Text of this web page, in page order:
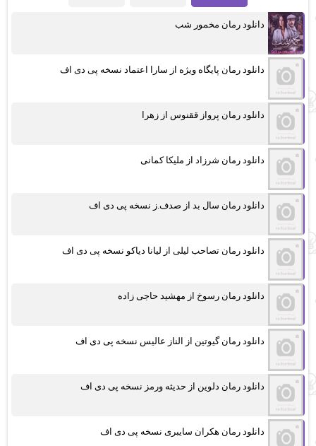
دانلود رمان مخمور شب
دانلود رمان پایگاه ویژه از سارا اعتماد نسخه پی دی اف
دانلود رمان پرواز ققنوس از زهرا
دانلود رمان شرزاد از ملیکا کمانی
دانلود رمان سال بد از صدف.ز نسخه پی دی اف
دانلود رمان تصاحب لیلی از لیانا دیاکو نسخه پی دی اف
دانلود رمان رسوخ از مهشید حاجی زاده
دانلود رمان گیوتین از الناز عالیس نسخه پی دی اف
دانلود رمان دلوین از حدیثه ورمز نسخه پی دی اف
دانلود رمان هکران سایبری نسخه پی دی اف